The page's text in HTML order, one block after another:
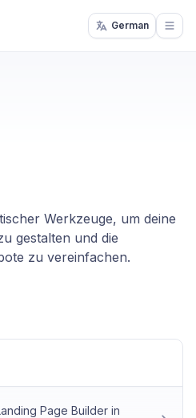
German
Werkzeuge, um deine
gestalten und die
zu vereinfachen.
Page Builder in